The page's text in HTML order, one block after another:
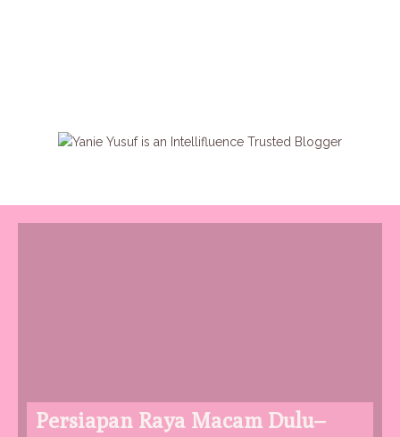
Persiapan Raya Macam Dulu–